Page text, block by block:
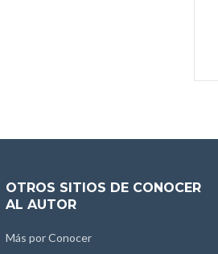
OTROS SITIOS DE CONOCER
AL AUTOR
Más por Conocer